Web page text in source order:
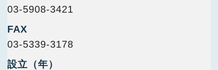
03-5908-3421
FAX
03-5339-3178
設立（年）